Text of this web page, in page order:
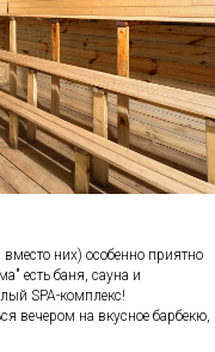
них) особенно приятно
есть баня, сауна и
SPA-комплекс!
вечером на вкусное барбекю,